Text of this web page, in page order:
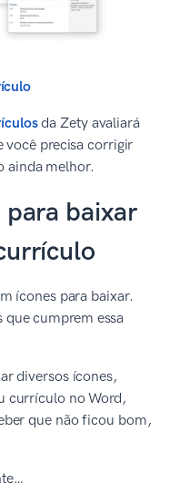
da Zety avaliará
você precisa corrigir
ainda melhor.
baixar
ícones para baixar.
que cumprem essa
diversos ícones,
currículo no Word,
que não ficou bom,